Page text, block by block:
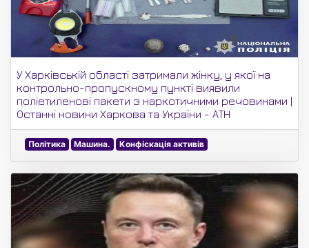
У Харківській області затримали жінку, у якої на
контрольно-пропускному пункті виявили
поліетиленові пакети з наркотичними речовинами |
Останні новини Харкова та України - АТН
Політика Машина. Конфіскація активів